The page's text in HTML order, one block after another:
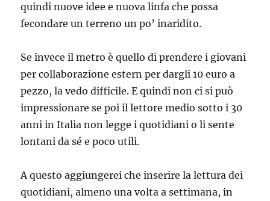
quindi nuove idee e nuova linfa che possa
fecondare un terreno un po’ inaridito.
Se invece il metro è quello di prendere i giovani
per collaborazione estern per dargli 10 euro a
pezzo, la vedo difficile. E quindi non ci si può
impressionare se poi il lettore medio sotto i 30
anni in Italia non legge i quotidiani o li sente
lontani da sé e poco utili.
A questo aggiungerei che inserire la lettura dei
quotidiani, almeno una volta a settimana, in